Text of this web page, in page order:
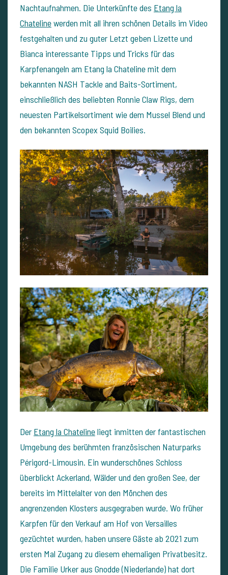
Nachtaufnahmen. Die Unterkünfte des Etang la
Chatelinewerden mit all ihren schönen Details im Video
festgehalten und zu guter Letzt geben Lizette und
Bianca interessante Tipps und Tricks für das
Karpfenangeln am Etang la Chateline mit dem
bekannten NASH Tackle and Baits-Sortiment,
einschließlich des beliebten Ronnie Claw Rigs, dem
neuesten Partikelsortiment wie dem Mussel Blend und
den bekannten Scopex Squid Boilies.
Der Etang la Chatelineliegt inmitten der fantastischen
Umgebung des berühmten französischen Naturparks
Périgord-Limousin. Ein wunderschönes Schloss
überblickt Ackerland, Wälder und den großen See, der
bereits im Mittelalter von den Mönchen des
angrenzenden Klosters ausgegraben wurde. Wo früher
Karpfen für den Verkauf am Hof von Versailles
gezüchtet wurden, haben unsere Gäste ab 2021 zum
ersten Mal Zugang zu diesem ehemaligen Privatbesitz.
Die Familie Urker aus Gnodde (Niederlande) hat dort